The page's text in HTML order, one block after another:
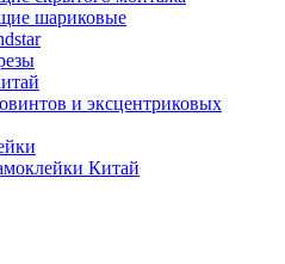
шариковые
и эксцентриковых
Китай